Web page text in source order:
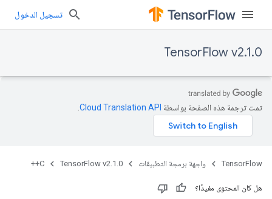
تسجيل الدخول
TensorFlow v2.1.0
تمت ترجمة هذه الصفحة بواسطة Cloud Translation API‏
TensorFlow واجهة برمجة التطبيقات TensorFlow v2.1.0
C++
هل كان المحتوى مفيدًا؟